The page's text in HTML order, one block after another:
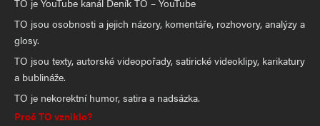
TO jsou osobnosti a jejich názory, komentáře, rozhovory, analýzy a
glosy.
TO jsou texty, autorské videopořady, satirické videoklipy, karikatury
a bublináže.
TO je nekorektní humor, satira a nadsázka.
Proč TO vzniklo?